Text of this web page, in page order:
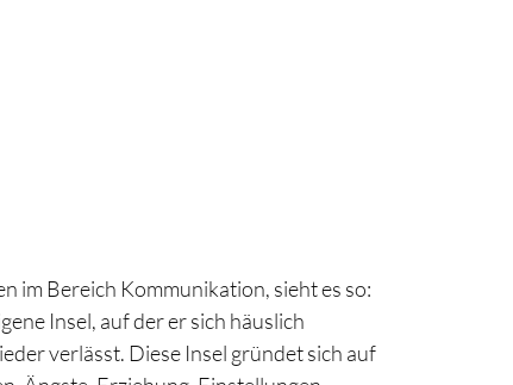
im Bereich Kommunikation, sieht es so:
Insel, auf der er sich häuslich
verlässt. Diese Insel gründet sich auf